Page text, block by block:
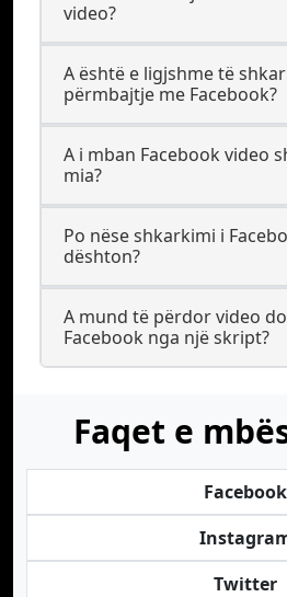
video?
A është e ligjshme të
përmbajtje me Facebook?
A i mban Facebook video
mia?
Po nëse shkarkimi i
dështon?
A mund të përdor video
Facebook nga një skript?
Faqet e
Facebook
Twitter